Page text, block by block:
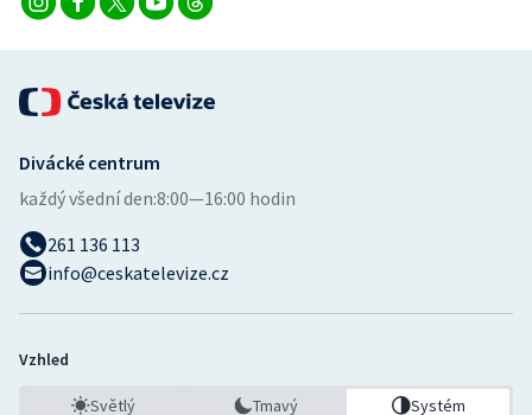
Divácké centrum
každý všední den:8:00—16:00 hodin
261 136 113
info@ceskatelevize.cz
Vzhled
Světlý Tmavý Systém